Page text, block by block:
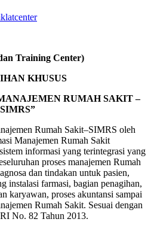
Training Center)
KHUSUS
RUMAH SAKIT –
SIMRS”
Rumah Sakit–SIMRS oleh
Manajemen Rumah Sakit
informasi yang terintegrasi yang
proses manajemen Rumah
dan tindakan untuk pasien,
instalasi farmasi, bagian penagihan,
karyawan, proses akuntansi sampai
Rumah Sakit. Sesuai dengan
No. 82 Tahun 2013.